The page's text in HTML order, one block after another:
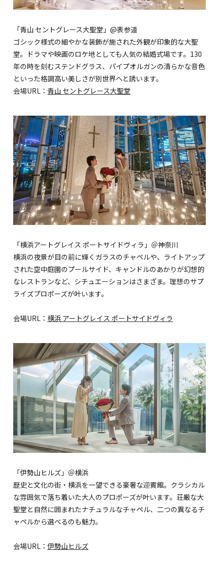
「青山 セントグレース大聖堂」@表参道
ゴシック様式の細やかな装飾が施された外観が印象的な大聖
堂。ドラマや映画のロケ地としても人気の結婚式場です。130
年の時を刻むステンドグラス、パイプオルガンの清らかな音色
といった格調高い美しさが別世界へと誘います。
会場URL： 青山 セントグレース大聖堂
「横浜アートグレイス ポートサイドヴィラ」＠神奈川
横浜の夜景が目の前に輝くガラスのチャペルや、ライトアップ
された空中庭園のプールサイド、キャンドルのあかりが幻想的
なレストランなど、シチュエーションはさまざま。理想のサプ
ライズプロポーズが叶います。
会場URL： 横浜 アートグレイス ポートサイドヴィラ
「伊勢山ヒルズ」＠横浜
歴史と文化の街・横浜を一望できる豪奢な迎賓館。クラシカル
な雰囲気で落ち着いた大人のプロポーズが叶います。荘厳な大
聖堂と自然に囲まれたナチュラルなチャペル、二つの異なるチ
ャペルから選べるのも魅力。
会場URL： 伊勢山ヒルズ